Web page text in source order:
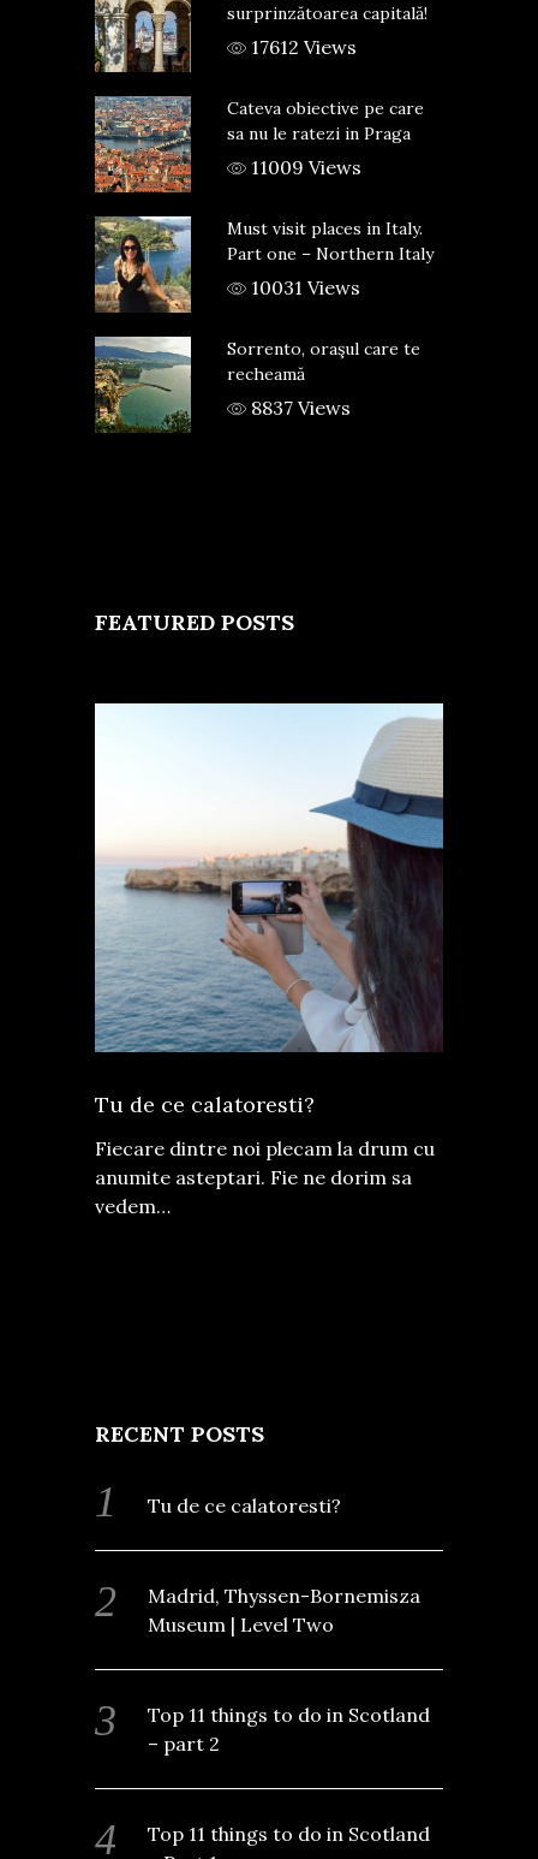
surprinzătoarea capitală!
17612 Views
Cateva obiective pe care
sa nu le ratezi in Praga
11009 Views
Must visit places in Italy.
Part one – Northern Italy
10031 Views
Sorrento, oraşul care te
recheamă
8837 Views
FEATURED POSTS
Tu de ce calatoresti?
Fiecare dintre noi plecam la drum cu
anumite asteptari. Fie ne dorim sa
vedem…
RECENT POSTS
Tu de ce calatoresti?
Madrid, Thyssen-Bornemisza
Museum | Level Two
Top 11 things to do in Scotland
– part 2
Top 11 things to do in Scotland